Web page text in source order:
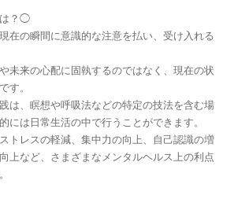
？◯
在の瞬間に意識的な注意を払い、受け入れる
未来の心配に固執するのではなく、現在の状
す。
は、瞑想や呼吸法などの特定の技法を含む場
には日常生活の中で行うことができます。
トレスの軽減、集中力の向上、自己認識の増
上など、さまざまなメンタルヘルス上の利点